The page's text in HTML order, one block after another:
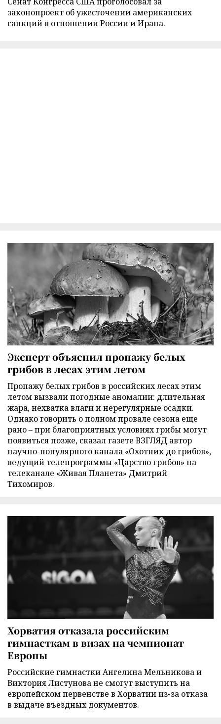
законопроект об ужесточении американских
санкций в отношении России и Ирана.
Эксперт объяснил пропажу белых
грибов в лесах этим летом
Пропажу белых грибов в российских лесах этим
летом вызвали погодные аномалии: длительная
жара, нехватка влаги и нерегулярные осадки.
Однако говорить о полном провале сезона еще
рано – при благоприятных условиях грибы могут
появиться позже, сказал газете ВЗГЛЯД автор
научно-популярного канала «Охотник до грибов»,
ведущий телепрограммы «Царство грибов» на
телеканале «Живая Планета» Дмитрий
Тихомиров.
Хорватия отказала российским
гимнасткам в визах на чемпионат
Европы
Российские гимнастки Ангелина Мельникова и
Виктория Листунова не смогут выступить на
европейском первенстве в Хорватии из-за отказа
в выдаче въездных документов.